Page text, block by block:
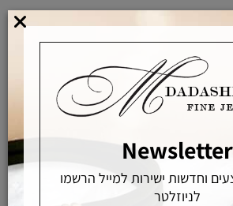
לבחירת מידת טבעת
Newsletter
וחדשות ישירות למייל הרשמו
לניוזלטר